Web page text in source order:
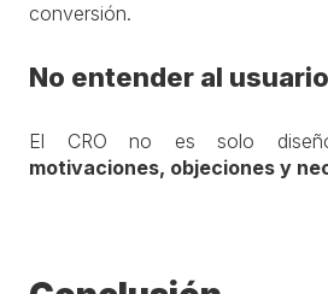
conversión.
No entender al usuario
El CRO no es solo
motivaciones, objeciones y